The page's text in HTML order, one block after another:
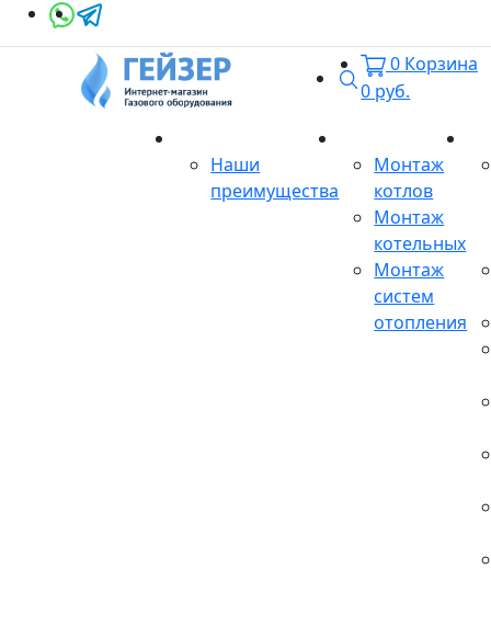
Поиск
0 Корзина
0 руб.
Наши
преимущества
Монтаж
котлов
Монтаж
котельных
Монтаж
систем
отопления